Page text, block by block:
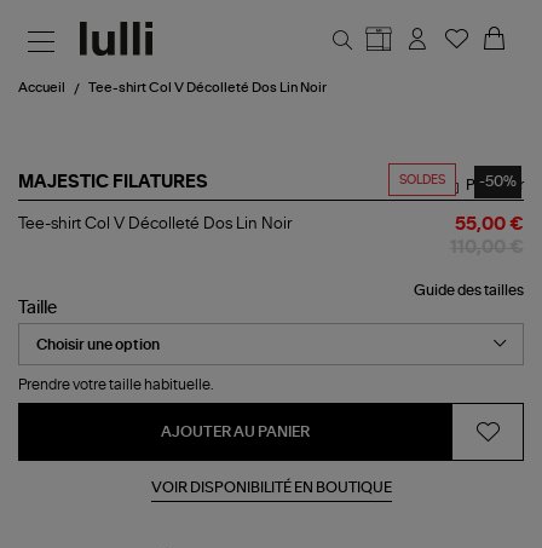
Accueil Tee-shirt Col V Décolleté Dos Lin Noir
SOLDES -50%
MAJESTIC FILATURES
Tee-
Décolleté
Dos
Lin
Noir
Partager
Tee-shirt Col V Décolleté Dos Lin Noir 55,00 €
Guide des tailles
Taille
Prendre votre taille habituelle.
AJOUTER AU PANIER
VOIR DISPONIBILITÉ EN BOUTIQUE